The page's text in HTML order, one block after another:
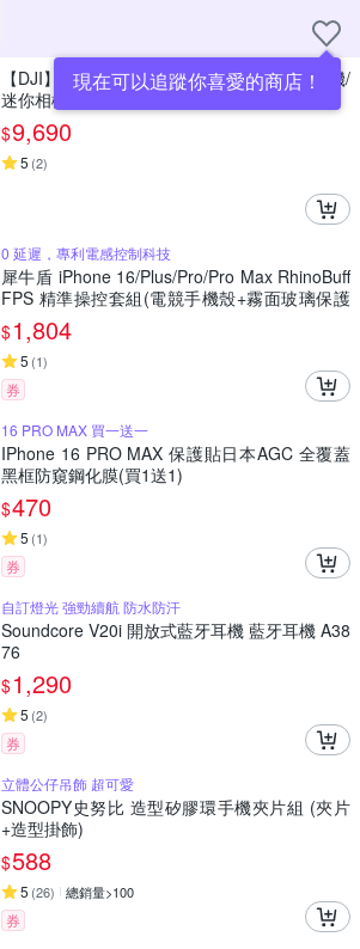
現在可以追蹤你喜愛的商店！
【DJI】Osmo Action 5 Pro 標準套裝 運動相機/
迷你相機｜搭載水壓及氣壓計
$9,690
5 (2)
0 延遲，專利電感控制科技
犀牛盾 iPhone 16/Plus/Pro/Pro Max RhinoBuff
FPS 精準操控套組(電競手機殼+霧面玻璃保護
貼)
$1,804
5 (1)
券
16 PRO MAX 買一送一
IPhone 16 PRO MAX 保護貼日本AGC 全覆蓋
黑框防窺鋼化膜(買1送1)
$470
5 (1)
券
自訂燈光 強勁續航 防水防汗
Soundcore V20i 開放式藍牙耳機 藍牙耳機 A38
76
$1,290
5 (2)
券
立體公仔吊飾 超可愛
SNOOPY史努比 造型矽膠環手機夾片組 (夾片
+造型掛飾)
$588
5 (26) 總銷量>100
券